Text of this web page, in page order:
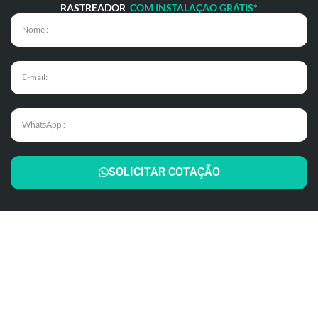
RASTREADOR COM INSTALAÇÃO GRÁTIS*
SOLICITAR COTAÇÃO